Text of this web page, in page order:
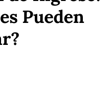
Pueden